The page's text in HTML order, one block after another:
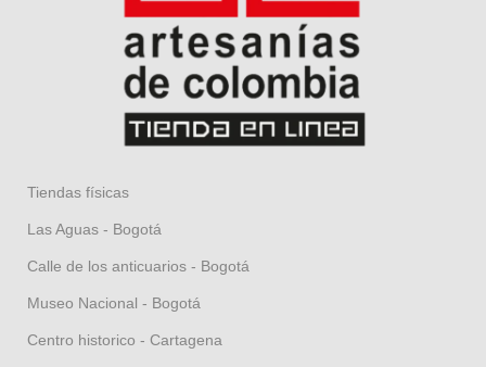
Tiendas físicas
Las Aguas - Bogotá
Calle de los anticuarios - Bogotá
Museo Nacional - Bogotá
Centro historico - Cartagena